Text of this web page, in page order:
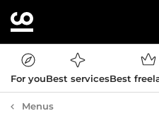
For youBest servicesBest
Menus